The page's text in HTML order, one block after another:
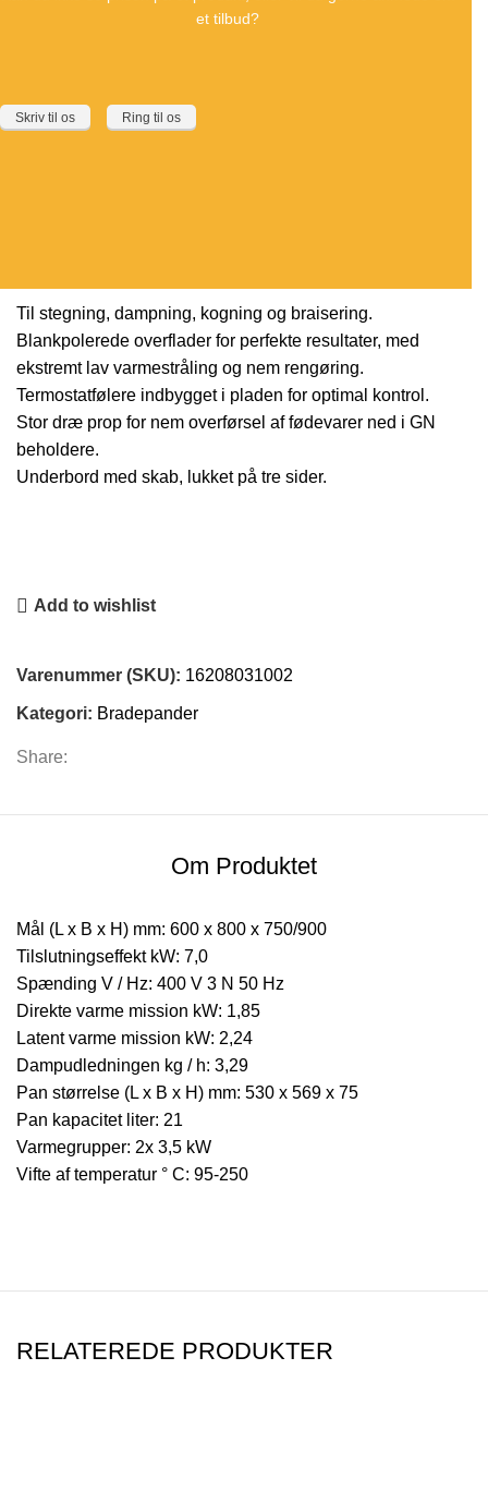
et tilbud?
Skriv til os Ring til os
Til stegning, dampning, kogning og braisering.
Blankpolerede overflader for perfekte resultater, med
ekstremt lav varmestråling og nem rengøring.
Termostatfølere indbygget i pladen for optimal kontrol.
Stor dræ prop for nem overførsel af fødevarer ned i GN
beholdere.
Underbord med skab, lukket på tre sider.
Add to wishlist
Varenummer (SKU): 16208031002
Kategori: Bradepander
Share:
Om Produktet
Mål (L x B x H) mm: 600 x 800 x 750/900
Tilslutningseffekt kW: 7,0
Spænding V / Hz: 400 V 3 N 50 Hz
Direkte varme mission kW: 1,85
Latent varme mission kW: 2,24
Dampudledningen kg / h: 3,29
Pan størrelse (L x B x H) mm: 530 x 569 x 75
Pan kapacitet liter: 21
Varmegrupper: 2x 3,5 kW
Vifte af temperatur ° C: 95-250
RELATEREDE PRODUKTER